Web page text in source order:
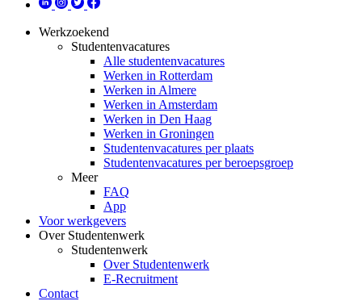
Werkzoekend
Studentenvacatures
Alle studentenvacatures
Werken in Rotterdam
Werken in Almere
Werken in Amsterdam
Werken in Den Haag
Werken in Groningen
Studentenvacatures per plaats
Studentenvacatures per beroepsgroep
Meer
FAQ
App
Voor werkgevers
Over Studentenwerk
Studentenwerk
Over Studentenwerk
E-Recruitment
Contact